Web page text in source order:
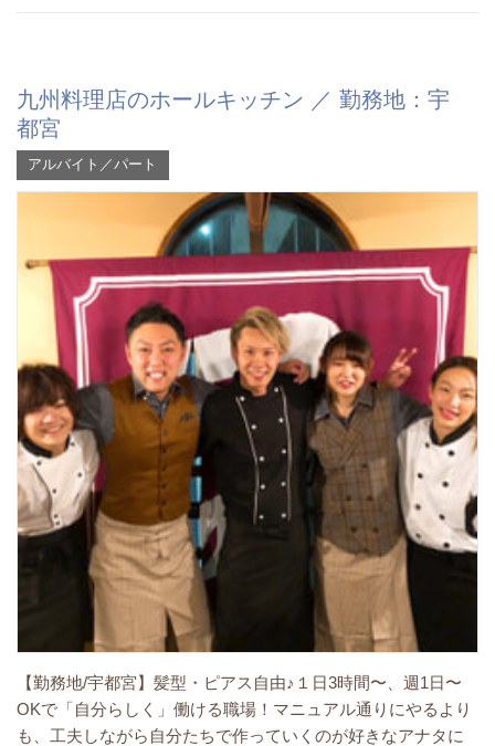
九州料理店のホールキッチン ／ 勤務地：宇
都宮
アルバイト／パート
【勤務地/宇都宮】髪型・ピアス自由♪１日3時間〜、週1日〜
OKで「自分らしく」働ける職場！マニュアル通りにやるより
も、工夫しながら自分たちで作っていくのが好きなアナタに